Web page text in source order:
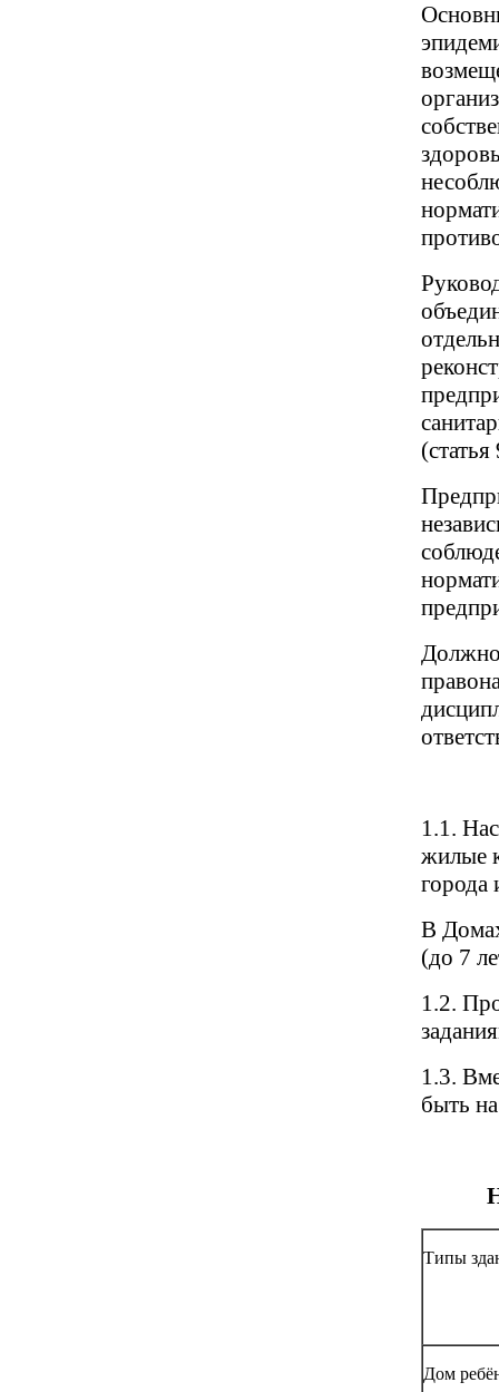
(статья
1.1.
жилые
города
В
(до 7
1.2.
1.3.
быть
Типы
Дом